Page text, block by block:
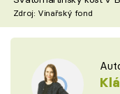
Zdroj: Vinařský fond